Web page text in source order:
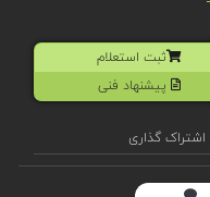
ثبت استعلام
پیشنهاد فنی
اشتراک گذاری